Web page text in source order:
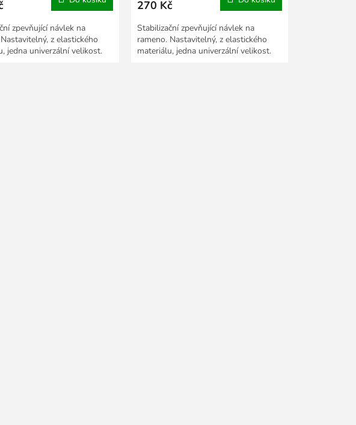
zpevňující návlek na
z elastického
jedna univerzální velikost.
270 Kč
Stabilizační zpevňující návlek na
rameno. Nastavitelný, z elastického
materiálu, jedna univerzální velikost.